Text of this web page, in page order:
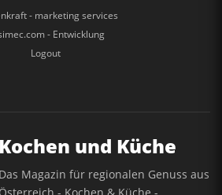
- marketing services
- Entwicklung
Logout
Kochen und Küche
Das Magazin für regionalen Genuss aus